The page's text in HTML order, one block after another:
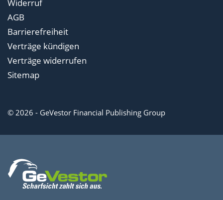
Widerruf
AGB
Barrierefreiheit
Verträge kündigen
Verträge widerrufen
Sitemap
© 2026 - GeVestor Financial Publishing Group